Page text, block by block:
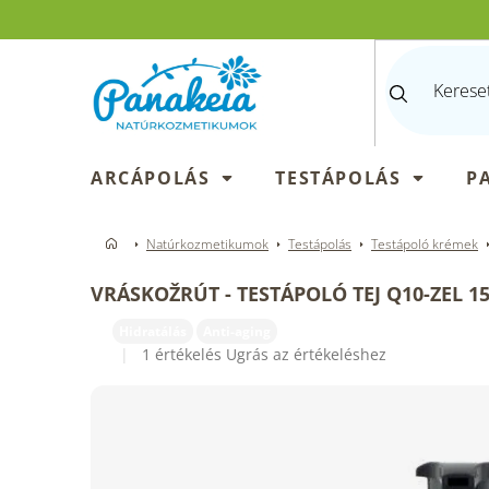
ARCÁPOLÁS TESTÁPOLÁS
Natúrkozmetikumok Testápolás Testápoló krémek
VRÁSKOŽRÚT - TESTÁPOLÓ TEJ Q10-ZEL
A1 értékelés Ugrás az értékeléshez